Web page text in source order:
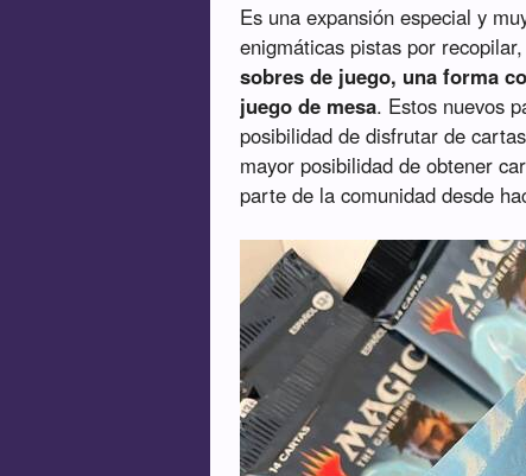
Es una expansión especial y
enigmáticas pistas por
sobres de juego, una forma
juego de mesa. Estos nuevos
posibilidad de disfrutar de
mayor posibilidad de obtener
parte de la comunidad desde